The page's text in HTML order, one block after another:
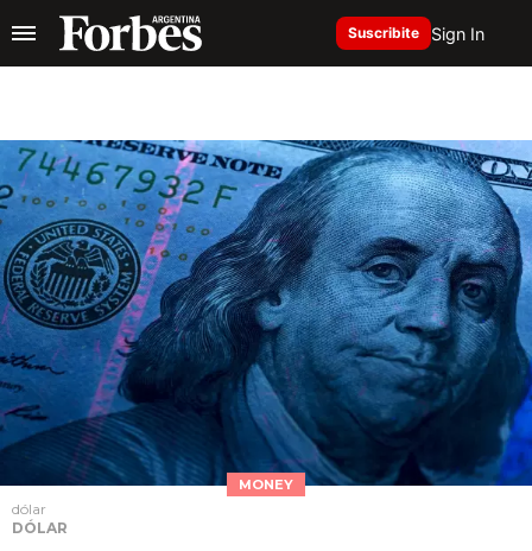
Suscribite Sign In
MONEY
dólar
DÓLAR